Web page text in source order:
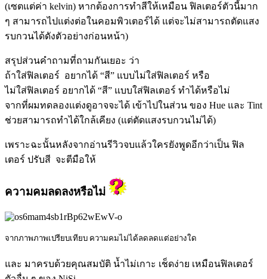
(เซตแต่ค่า kelvin) หากต้องการทำสีให้เหมือน ฟิลเตอร์ตัวนี้มาก
ๆ สามารถไปแต่งต่อในคอมพิวเตอร์ได้ แต่จะไม่สามารถตัดแสง
รบกวนได้ดังตัวอย่างก่อนหน้า)
สรุปส่วนคำถามที่ถามกันเยอะ ว่า
ถ้าใส่ฟิลเตอร์ อยากได้ “สี” แบบไม่ใส่ฟิลเตอร์ หรือ
ไม่ใส่ฟิลเตอร์ อยากได้ “สี” แบบใส่ฟิลเตอร์ ทำได้หรือไม่
จากที่ผมทดลองแต่งดูอาจจะได้ เข้าไปในส่วน ของ Hue และ Tint
ช่วยสามารถทำได้ใกล้เคียง (แต่ตัดแสงรบกวนไม่ได้)
เพราะฉะนั้นหลังจากอ่านรีวิวจบแล้วใครยังพูดอีกว่าเป็น ฟิล
เตอร์ ปรับสี จะตีมือให้
ความคมลดลงหรือไม่
จากภาพภาพเปรียบเทียบ ความคมไม่ได้ลดลดแต่อย่างใด
และ มาครบด้วยคุณสมบัติ น้ำไม่เกาะ เช็ดง่าย เหมือนฟิลเตอร์